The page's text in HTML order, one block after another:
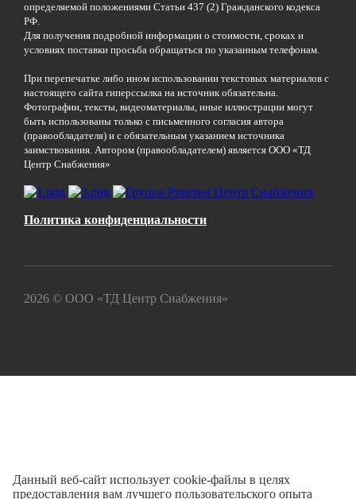
определяемой положениями Статьи 437 (2) Гражданского кодекса
РФ.
Для получения подробной информации о стоимости, сроках и
условиях поставки просьба обращаться по указанным телефонам.
При перепечатке либо ином использовании текстовых материалов с
настоящего сайта гиперссылка на источник обязательна.
Фотографии, тексты, видеоматериалы, иные иллюстрации могут
быть использованы только с письменного согласия автора
(правообладателя) и с обязательным указанием источника
заимствования. Автором (правообладателем) является ООО «ТД
Центр Снабжения»
Политика конфиденциальности
2026 © ООО «ТД Центр Снабжения»
Данный веб-сайт использует cookie-файлы в целях
предоставления вам лучшего пользовательского опыта